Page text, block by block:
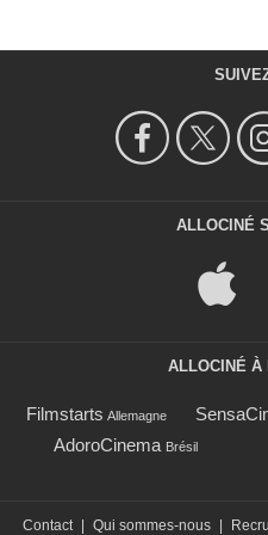
ALLOCINÉ
ALLOCINÉ À
Filmstarts Allemagne
AdoroCinema Brésil
Contact | Qui sommes-nous |